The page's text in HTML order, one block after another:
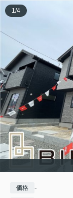
1/4
価格 -